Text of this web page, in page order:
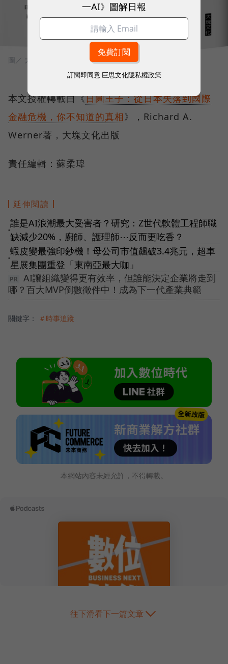
圖／ 大塊文化
本文授權轉載自《日圓王子：從日本失落到國際
金融危機，你不知道的真相》，Richard A.
Werner著，大塊文化出版
責任編輯：蘇柔瑋
延伸閱讀
●
誰是AI浪潮最大受害者？研究：Z世代軟體工程師職
缺減少20%，廚師、護理師⋯反而更吃香？
●
蝦皮變最強印鈔機！母公司市值飆破3.4兆元，超車
星展集團重登「東南亞最大咖」
AI讓組織變得更有效率，但誰能決定企業將走到
哪？百大MVP倒數徵件中！成為下一代產業典範
關鍵字： ＃時事追蹤
本網站內容未經允許，不得轉載。
往下滑看下一篇文章
一AI》圖解日報
訂閱即同意 巨思文化隱私權政策